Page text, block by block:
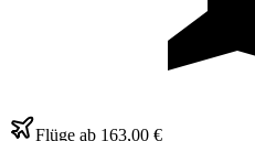
Flüge ab 163,00 €